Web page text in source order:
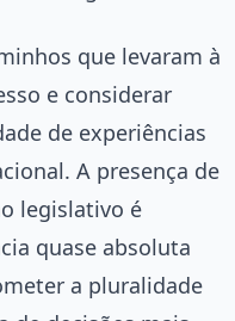
que levaram à
e considerar
de experiências
A presença de
legislativo é
quase absoluta
a pluralidade